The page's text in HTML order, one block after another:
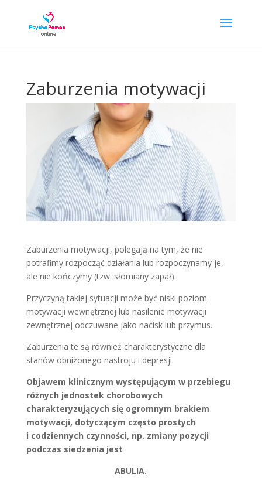
Zaburzenia motywacji
Zaburzenia motywacji, polegają na tym, że nie
potrafimy rozpocząć działania lub rozpoczynamy je,
ale nie kończymy (tzw. słomiany zapał).
Przyczyną takiej sytuacji może być niski poziom
motywacji wewnętrznej lub nasilenie motywacji
zewnętrznej odczuwane jako nacisk lub przymus.
Zaburzenia te są również charakterystyczne dla
stanów obniżonego nastroju i depresji.
Objawem klinicznym występującym w przebiegu
różnych jednostek chorobowych
charakteryzujących się ogromnym brakiem
motywacji, dotyczącym często prostych
i codziennych czynności, np. zmiany pozycji
podczas siedzenia jest
ABULIA.